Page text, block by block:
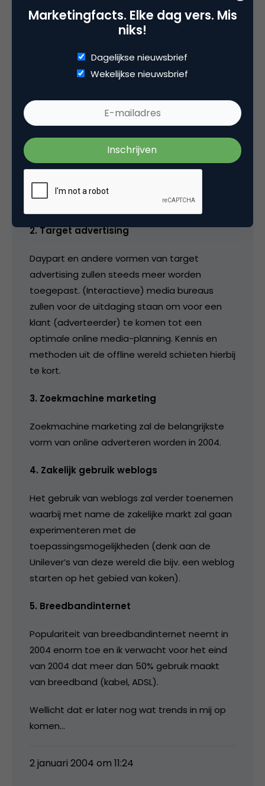
zoekmachines). De overige trends zoals
internet centrale plek in huishouden, VOip en
Gifi (is dit de GSM-vorm van Wifi?) zullen nog
wat meer tijd nodig hebben.
Een paar aanvullende trends voor 2004 die ik
zie:
1. Cross-media
Interactieve en massa marketing zullen
steeds meer worden geintegreerd waarbij ook
dit jaar in Nederland verschillende cross-
media studies het daglicht zullen zien.
2. Target advertising
Daypart en andere vormen van target
advertising zullen steeds meer worden
toegepast. (Interactieve) media bureaus
zullen voor de uitdaging staan om voor een
klant (adverteerder) te komen tot een
optimale online media-planning. Kennis en
methoden uit de offline wereld schieten hierbij
te kort.
3. Zoekmachine marketing
Zoekmachine marketing zal de belangrijkste
vorm van online adverteren worden in 2004.
4. Zakelijk gebruik weblogs
Het gebruik van weblogs zal verder toenemen
waarbij met name de zakelijke markt zal gaan
experimenteren met de
toepassingsmogelijkheden (denk aan de
Unilever’s van deze wereld die bijv. een weblog
starten op het gebied van koken).
5. Breedbandinternet
Populariteit van breedbandinternet neemt in
2004 enorm toe en ik verwacht voor het eind
van 2004 dat meer dan 50% gebruik maakt
van breedband (kabel, ADSL).
Wellicht dat er later nog wat trends in mij op
komen…
2 januari 2004 om 11:24
Marketingfacts. Elke dag vers. Mis
niks!
Dagelijkse nieuwsbrief
Wekelijkse nieuwsbrief